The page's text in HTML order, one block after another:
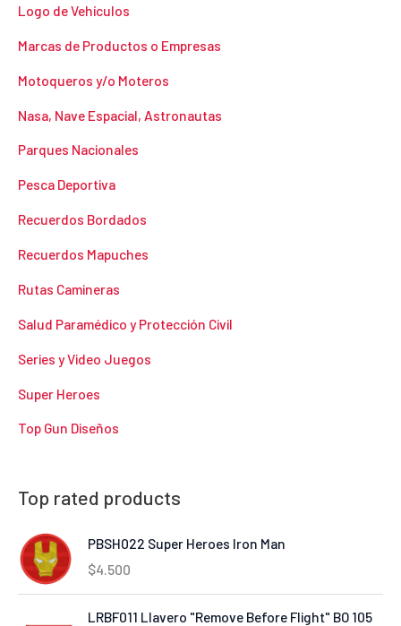
Logo de Vehículos
Marcas de Productos o Empresas
Motoqueros y/o Moteros
Nasa, Nave Espacial, Astronautas
Parques Nacionales
Pesca Deportiva
Recuerdos Bordados
Recuerdos Mapuches
Rutas Camineras
Salud Paramédico y Protección Civil
Series y Video Juegos
Super Heroes
Top Gun Diseños
Top rated products
PBSH022 Super Heroes Iron Man
$4.500
LRBF011 Llavero "Remove Before Flight" BO 105